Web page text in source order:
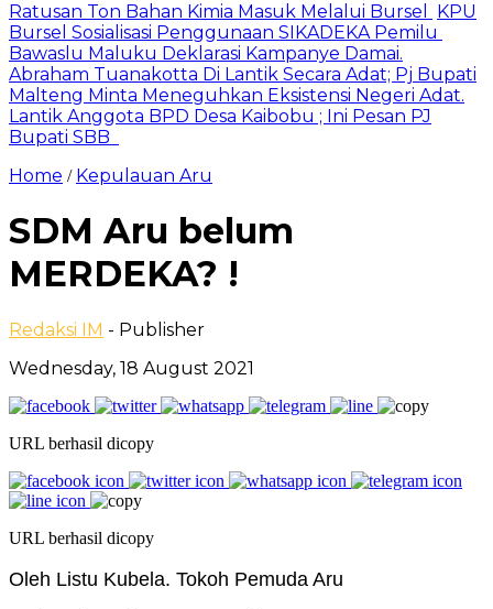
Ratusan Ton Bahan Kimia Masuk Melalui Bursel
KPU
Bursel Sosialisasi Penggunaan SIKADEKA Pemilu
Bawaslu Maluku Deklarasi Kampanye Damai.
Abraham Tuanakotta Di Lantik Secara Adat; Pj Bupati
Malteng Minta Meneguhkan Eksistensi Negeri Adat.
Lantik Anggota BPD Desa Kaibobu ; Ini Pesan PJ
Bupati SBB
Home / Kepulauan Aru
SDM Aru belum
MERDEKA? !
Redaksi IM - Publisher
Wednesday, 18 August 2021
URL berhasil dicopy
URL berhasil dicopy
Oleh Listu Kubela. Tokoh Pemuda Aru